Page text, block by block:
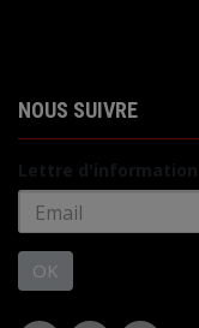
NOUS SUIVRE
Lettre d'information :
OK